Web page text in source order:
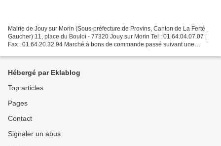
Mairie de Jouy sur Morin (Sous-préfecture de Provins, Canton de La Ferté
Gaucher) 11, place du Bouloi - 77320 Jouy sur Morin Tel : 01.64.04.07.07 |
Fax : 01.64.20.32.94 Marché à bons de commande passé suivant une
Hébergé par Eklablog
Top articles
Pages
Contact
Signaler un abus